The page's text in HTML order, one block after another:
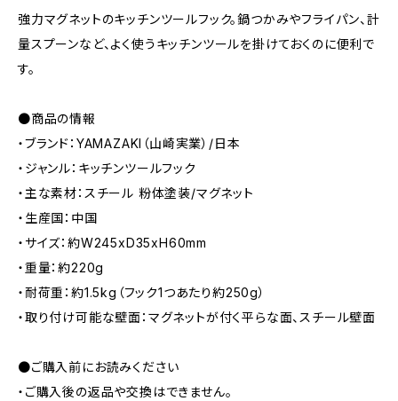
強力マグネットのキッチンツールフック。鍋つかみやフライパン、計
量スプーンなど、よく使うキッチンツールを掛けておくのに便利で
す。
●商品の情報
・ブランド：YAMAZAKI（山崎実業）/日本
・ジャンル：キッチンツールフック
・主な素材：スチール 粉体塗装/マグネット
・生産国：中国
・サイズ：約W245xD35xH60mm
・重量：約220g
・耐荷重：約1.5kg（フック1つあたり約250g）
・取り付け可能な壁面：マグネットが付く平らな面、スチール壁面
●ご購入前にお読みください
・ご購入後の返品や交換はできません。